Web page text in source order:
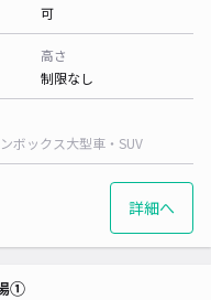
可
高さ
制限なし
ボックス大型車・SUV
詳細へ
①